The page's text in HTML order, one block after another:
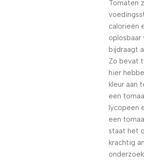
Tomaten
calorieën
bijdraagt
Zo bevat
hier
kleur aan
een
lycopeen
een
staat het
krachtig